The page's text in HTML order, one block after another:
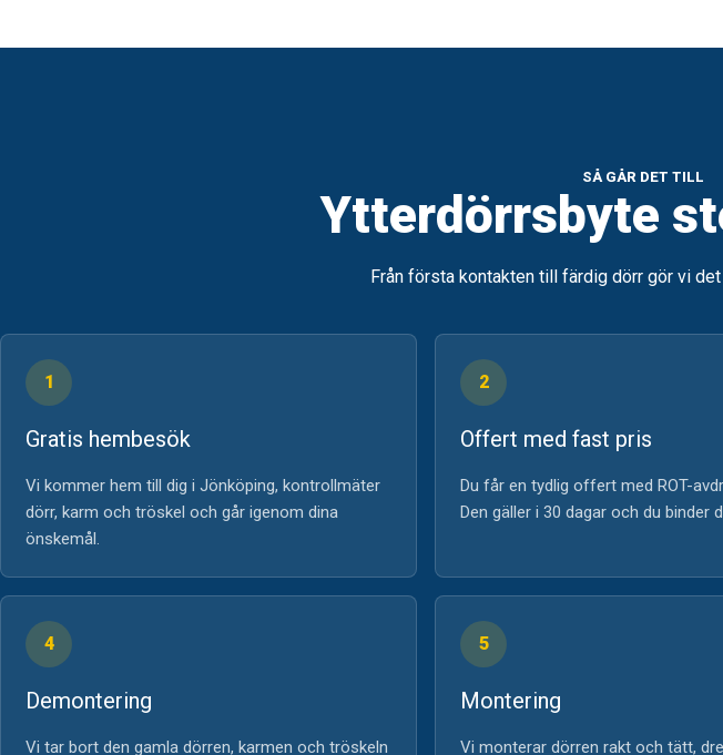
SÅ GÅR DET TILL
Ytterdörrsbyte
Från första kontakten till färdig dörr gör vi
1
Gratis hembesök
Vi kommer hem till dig i Jönköping, kontrollmäter
dörr, karm och tröskel och går igenom dina
önskemål.
2
Offert med fast pris
Du får en tydlig offert med ROT-
Den gäller i 30 dagar och du binder
4
Demontering
Vi tar bort den gamla dörren, karmen och tröskeln
5
Montering
Vi monterar dörren rakt och tätt,